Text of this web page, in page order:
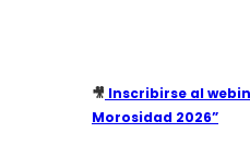
🎥 Inscribirse al
Morosidad 2026”